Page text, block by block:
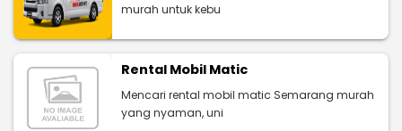
murah untuk kebu
Rental Mobil Matic
Mencari rental mobil matic Semarang murah
yang nyaman, uni